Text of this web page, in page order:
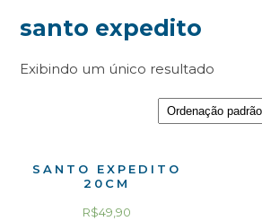
santo expedito
Exibindo um único resultado
SANTO EXPEDITO
20CM
R$49,90